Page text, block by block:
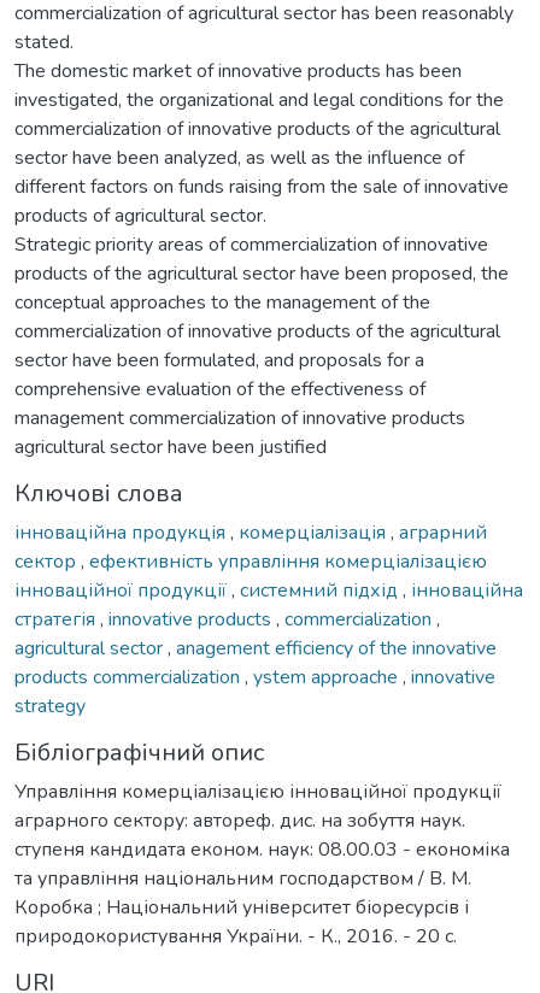
commercialization of agricultural sector has been reasonably
stated.
The domestic market of innovative products has been
investigated, the organizational and legal conditions for the
commercialization of innovative products of the agricultural
sector have been analyzed, as well as the influence of
different factors on funds raising from the sale of innovative
products of agricultural sector.
Strategic priority areas of commercialization of innovative
products of the agricultural sector have been proposed, the
conceptual approaches to the management of the
commercialization of innovative products of the agricultural
sector have been formulated, and proposals for a
comprehensive evaluation of the effectiveness of
management commercialization of innovative products
agricultural sector have been justified
Ключові слова
інноваційна продукція , комерціалізація , аграрний
сектор , ефективність управління комерціалізацією
інноваційної продукції, системний підхід , інноваційна
стратегія , innovative products , commercialization ,
agricultural sector, anagement efficiency of the innovative
products commercialization , ystem approache , innovative
strategy
Бібліографічний опис
Управління комерціалізацією інноваційної продукції
аграрного сектору: автореф. дис. на зобуття наук.
ступеня кандидата економ. наук: 08.00.03 - економіка
та управління національним господарством / В. М.
Коробка ; Національний університет біоресурсів і
природокористування України. - К., 2016. - 20 с.
URI